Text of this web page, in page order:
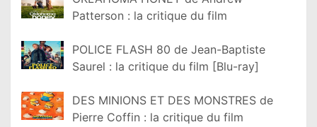
Patterson : la critique du film
POLICE FLASH 80 de Jean-Baptiste
Saurel : la critique du film [Blu-ray]
DES MINIONS ET DES MONSTRES de
Pierre Coffin : la critique du film